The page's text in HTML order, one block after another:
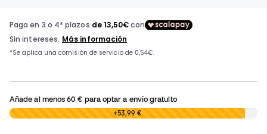
Añade al menos60 € para optar a envío gratuito
0,00 € +53,99 €